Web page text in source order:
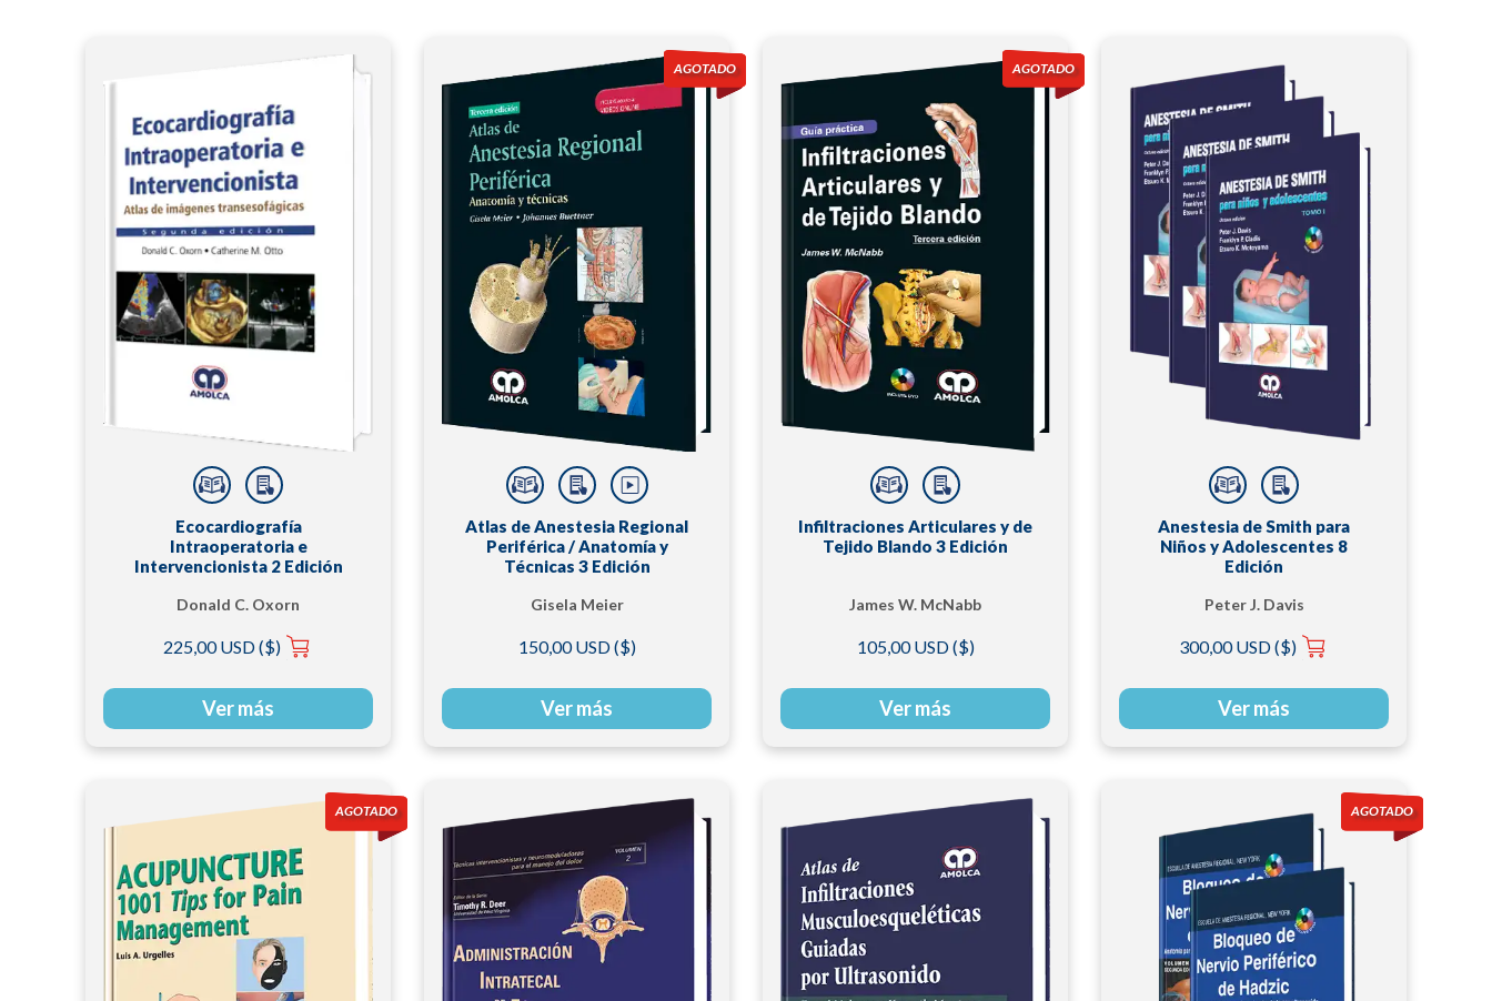
Ecocardiografía
Intraoperatoria e
Intervencionista 2 Edición
Donald C. Oxorn
225,00 USD ($)
Ver más
Atlas de Anestesia Regional
Periférica / Anatomía y
Técnicas 3 Edición
Gisela Meier
150,00 USD ($)
Ver más
Infiltraciones Articulares y de
Tejido Blando 3 Edición
James W. McNabb
105,00 USD ($)
Ver más
Anestesia de Smith para
Niños y Adolescentes 8
Edición
Peter J. Davis
300,00 USD ($)
Ver más